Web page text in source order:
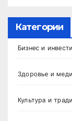
Категории
Бизнес и
Здоровье и
Культура и